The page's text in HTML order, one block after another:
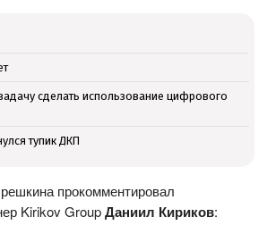
сделать использование цифрового
тупик ДКП
прокомментировал
Kirikov GroupДаниил Кириков: